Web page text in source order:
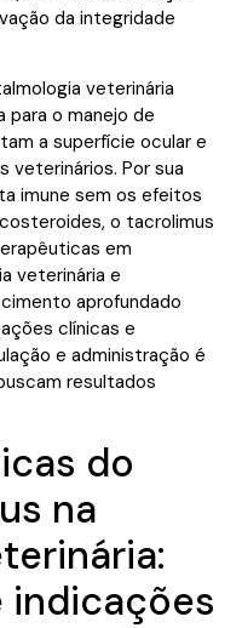
da integridade
veterinária
para o manejo de
a superfície ocular e
veterinários. Por sua
imune sem os efeitos
o tacrolimus
em
veterinária e
aprofundado
clínicas e
e administração é
resultados
do
na
indicações